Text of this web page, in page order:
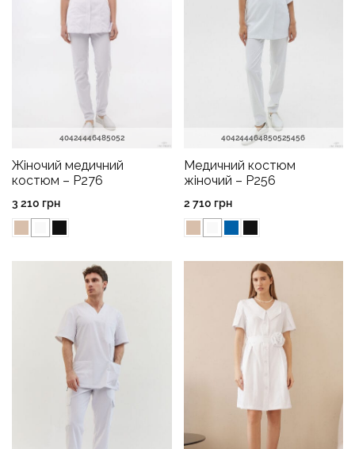
40424446485052
Жіночий медичний
костюм – P276
3 210 грн
404244464850525456
Медичний костюм
жіночий – P256
2 710 грн